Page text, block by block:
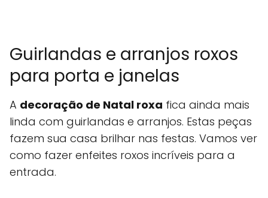
Guirlandas e arranjos roxos
para porta e janelas
A decoração de Natal roxa fica ainda mais
linda com guirlandas e arranjos. Estas peças
fazem sua casa brilhar nas festas. Vamos ver
como fazer enfeites roxos incríveis para a
entrada.